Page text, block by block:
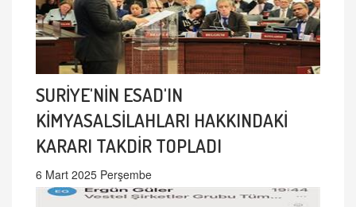
SURİYE'NİN ESAD'IN
KİMYASALSİLAHLARI HAKKINDAKİ
KARARI TAKDİR TOPLADI
6 Mart 2025 Perşembe